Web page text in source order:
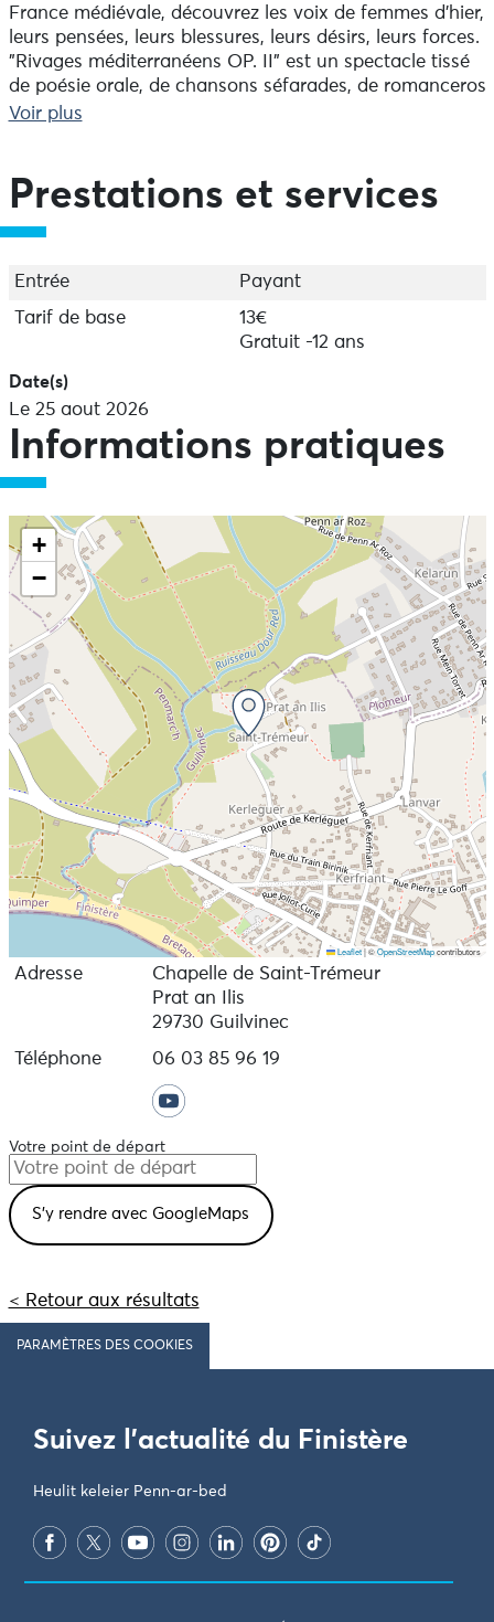
France médiévale, découvrez les voix de femmes d’hier,
leurs pensées, leurs blessures, leurs désirs, leurs forces.
"Rivages méditerranéens OP. II" est un spectacle tissé
de poésie orale, de chansons séfarades, de romanceros
et de textes bouleversants… porté par les
Mathias Mantello, et la violiste Nathalie Le Gaouyat.
Laissez-vous emporter !
Voir plus
Prestations et services
Entrée
Payant
Tarif de base
13€
Gratuit -12 ans
Date(s)
Le 25 aout 2026
Informations pratiques
+
−
Leaflet |©OpenStreetMapcontributors
Adresse
Chapelle de Saint-Trémeur
Prat an Ilis
29730 Guilvinec
Téléphone
06 03 85 96 19
Votre point de départ
< Retour aux résultats
PARAMÈTRES DES COOKIES
Suivez l'actualité du Finistère
Heulit keleier Penn-ar-bed